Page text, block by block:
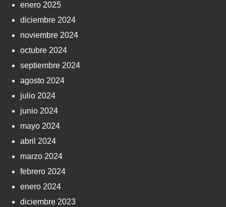
enero 2025
diciembre 2024
noviembre 2024
octubre 2024
septiembre 2024
agosto 2024
julio 2024
junio 2024
mayo 2024
abril 2024
marzo 2024
febrero 2024
enero 2024
diciembre 2023